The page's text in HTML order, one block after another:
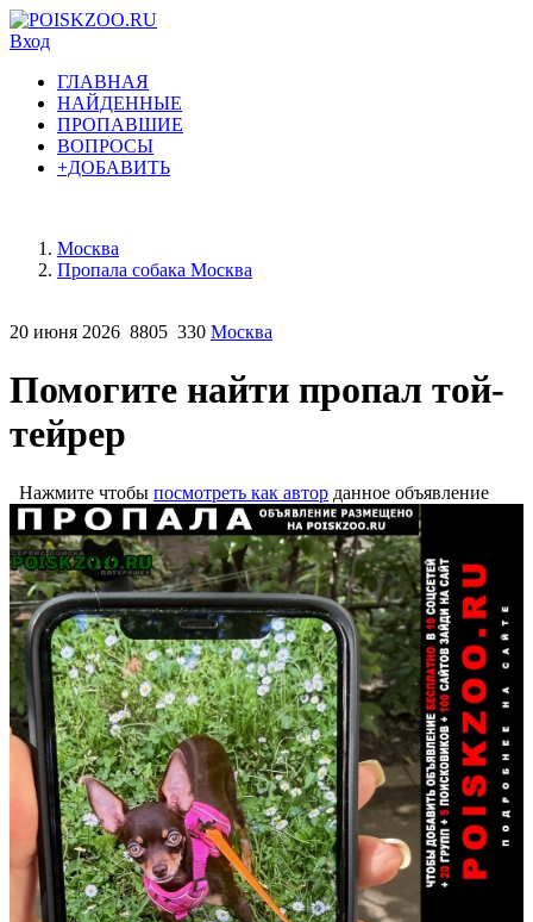
Вход
ГЛАВНАЯ
НАЙДЕННЫЕ
ПРОПАВШИЕ
ВОПРОСЫ
+ДОБАВИТЬ
Москва
Пропала собака Москва
20 июня 2026 8805 330 Москва
Помогите найти пропал той-
тейрер
Нажмите чтобы посмотреть как автор данное объявление